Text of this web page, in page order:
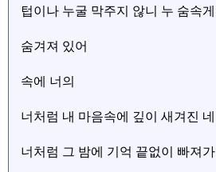
텁이나 누굴 막주지 않니 누 숨속게
숨겨져 있어
속에 너의
너처럼 내 마음속에 깊이 새겨진 네
너처럼 그 밤에 기억 끝없이 빠져가